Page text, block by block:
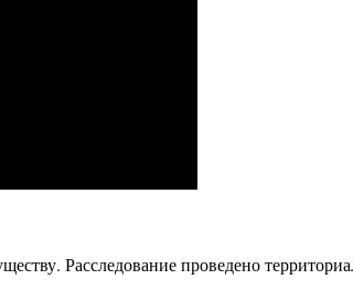
Расследование проведено